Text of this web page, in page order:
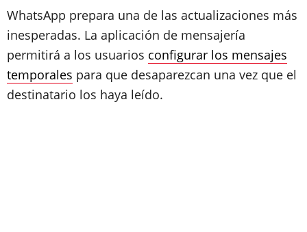
WhatsApp prepara una de las actualizaciones más
inesperadas. La aplicación de mensajería
permitirá a los usuarios configurar los mensajes
temporales para que desaparezcan una vez que el
destinatario los haya leído.